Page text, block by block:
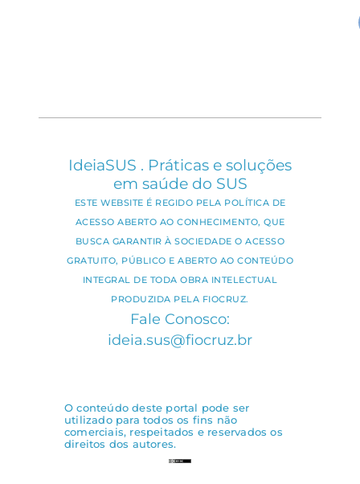
IdeiaSUS . Práticas e soluções
em saúde do SUS
ESTE WEBSITE É REGIDO PELA POLÍTICA DE
ACESSO ABERTO AO CONHECIMENTO, QUE
BUSCA GARANTIR À SOCIEDADE O ACESSO
GRATUITO, PÚBLICO E ABERTO AO CONTEÚDO
INTEGRAL DE TODA OBRA INTELECTUAL
PRODUZIDA PELA FIOCRUZ.
Fale Conosco:
ideia.sus@fiocruz.br
O conteúdo deste portal pode ser
utilizado para todos os fins não
comerciais, respeitados e reservados os
direitos dos autores.